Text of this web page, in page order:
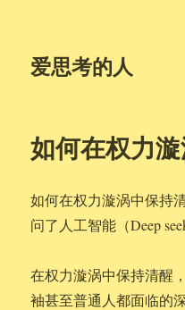
爱思考的人
如何在权力
如何在权力漩涡中保持
问了人工智能（Deep
在权力漩涡中保持清醒
袖甚至普通人都面临的